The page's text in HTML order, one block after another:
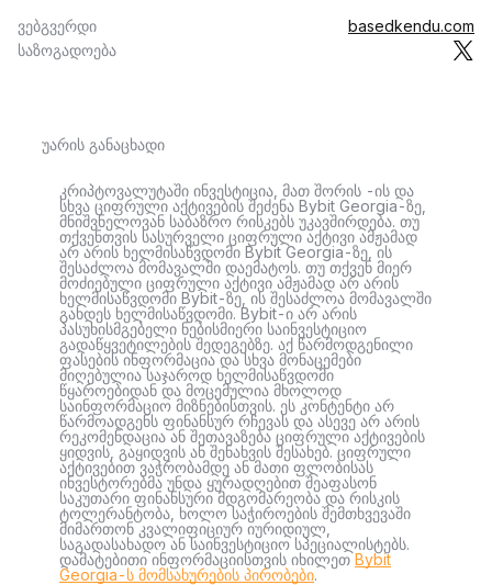
ვებგვერდი
basedkendu.com
საზოგადოება
უარის განაცხადი
კრიპტოვალუტაში ინვესტიცია, მათ შორის -ის და
სხვა ციფრული აქტივების შეძენა Bybit Georgia-ზე,
მნიშვნელოვან საბაზრო რისკებს უკავშირდება. თუ
თქვენთვის სასურველი ციფრული აქტივი ამჟამად
არ არის ხელმისაწვდომი Bybit Georgia-ზე, ის
შესაძლოა მომავალში დაემატოს. თუ თქვენ მიერ
მოძიებული ციფრული აქტივი ამჟამად არ არის
ხელმისაწვდომი Bybit-ზე, ის შესაძლოა მომავალში
გახდეს ხელმისაწვდომი. Bybit-ი არ არის
პასუხისმგებელი ნებისმიერი საინვესტიციო
გადაწყვეტილების შედეგებზე. აქ წარმოდგენილი
ფასების ინფორმაცია და სხვა მონაცემები
მიღებულია საჯაროდ ხელმისაწვდომი
წყაროებიდან და მოცემულია მხოლოდ
საინფორმაციო მიზნებისთვის. ეს კონტენტი არ
წარმოადგენს ფინანსურ რჩევას და ასევე არ არის
რეკომენდაცია ან შეთავაზება ციფრული აქტივების
ყიდვის, გაყიდვის ან შენახვის შესახებ. ციფრული
აქტივებით ვაჭრობამდე ან მათი ფლობისას
ინვესტორებმა უნდა ყურადღებით შეაფასონ
საკუთარი ფინანსური მდგომარეობა და რისკის
ტოლერანტობა, ხოლო საჭიროების შემთხვევაში
მიმართონ კვალიფიციურ იურიდიულ,
საგადასახადო ან საინვესტიციო სპეციალისტებს.
დამატებითი ინფორმაციისთვის იხილეთBybit
Georgia-ს მომსახურების პირობები.